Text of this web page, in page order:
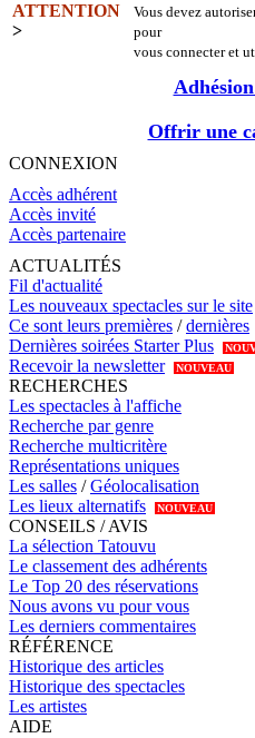
ATTENTION
>
Vous devez
pour
vous connecter et
Offrir une
CONNEXION
Accès adhérent
Accès invité
Accès partenaire
ACTUALITÉS
Fil d'actualité
Les nouveaux spectacles sur le site
Ce sont leurs premières /dernières
Dernières soirées Starter Plus
Recevoir la newsletter NOUVEAU
RECHERCHES
Les spectacles à l'affiche
Recherche par genre
Recherche multicritère
Représentations uniques
Les salles /Géolocalisation
Les lieux alternatifs
NOUVEAU
CONSEILS / AVIS
La sélection Tatouvu
Le classement des adhérents
Le Top 20 des réservations
Nous avons vu pour vous
Les derniers commentaires
RÉFÉRENCE
Historique des articles
Historique des spectacles
Les artistes
AIDE